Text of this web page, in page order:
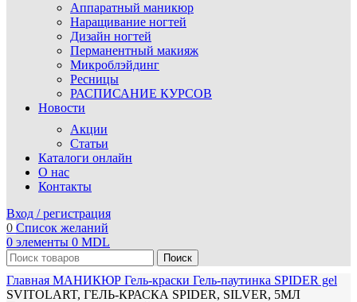
Аппаратный маникюр
Наращивание ногтей
Дизайн ногтей
Перманентный макияж
Микроблэйдинг
Ресницы
РАСПИСАНИЕ КУРСОВ
Новости
Акции
Статьи
Каталоги онлайн
О нас
Контакты
Вход / регистрация
0 Список желаний
0 элементы 0 MDL
Поиск
Главная МАНИКЮР Гель-краски Гель-паутинка SPIDER gel
SVITOLART, ГЕЛЬ-КРАСКА SPIDER, SILVER, 5МЛ